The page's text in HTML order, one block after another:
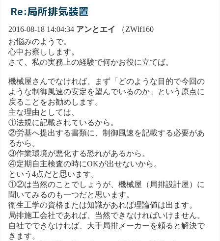
Re:局所排気装置
2016-08-18 14:04:34 アンとエイ
（ZWlf160
お悩みのようで。
心中お察しします。
さて、私の実務上の経験で何かお役に立てば。
機械屋さんでなければ、まず「どのような目的で今回の
ような制御風速の安定を望んでいるのか」という原点に
戻ることをお勧めします。
主な理由としては、
①法規に記載されているから。
②労基へ提出する書類に、制御風速を記載する必要があ
るから。
③作業環境が悪化する恐れがあるから。
④定期自主検査の時にOKが出せないから。
という4点だと思います。
①②は当然のことでしょうが、機械屋（局排設計屋）に
聞いてみるのも一つだと思います。
衛生工学の資格または知識があれば理論値は出ます。
局排施工会社であれば、当然できなければいけません。
自社でできなければ、大手局排メーカーを頼ると解決で
きます。